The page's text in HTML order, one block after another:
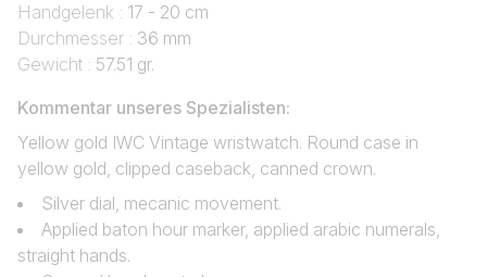
Handgelenk : 17 - 20 cm
Durchmesser : 36 mm
Gewicht : 57.51 gr.
Kommentar unseres Spezialisten:
Yellow gold IWC Vintage wristwatch. Round case in
yellow gold, clipped caseback, canned crown.
Silver dial, mecanic movement.
Applied baton hour marker, applied arabic numerals,
straight hands.